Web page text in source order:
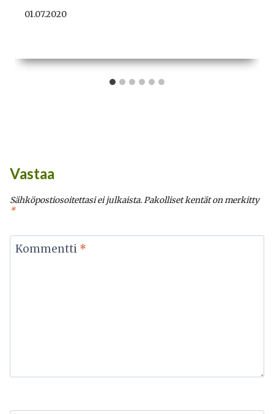
01.07.2020
Vastaa
Sähköpostiosoitettasi ei julkaista.Pakolliset kentät on merkitty
*
Kommentti *